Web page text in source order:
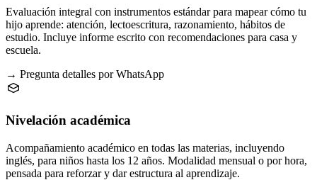
Evaluación integral con instrumentos estándar para mapear cómo tu
hijo aprende: atención, lectoescritura, razonamiento, hábitos de
estudio. Incluye informe escrito con recomendaciones para casa y
escuela.
→ Pregunta detalles por WhatsApp
Nivelación académica
Acompañamiento académico en todas las materias, incluyendo
inglés, para niños hasta los 12 años. Modalidad mensual o por hora,
pensada para reforzar y dar estructura al aprendizaje.